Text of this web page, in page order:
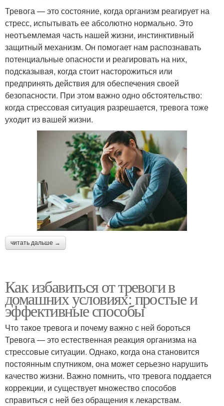
Тревога — это состояние, когда организм реагирует на
стресс, испытывать ее абсолютно нормально. Это
неотъемлемая часть нашей жизни, инстинктивный
защитный механизм. Он помогает нам распознавать
потенциальные опасности и реагировать на них,
подсказывая, когда стоит насторожиться или
предпринять действия для обеспечения своей
безопасности. При этом важно одно обстоятельство:
когда стрессовая ситуация разрешается, тревога тоже
уходит из вашей жизни.
читать дальше →
Как избавиться от тревоги в
домашних условиях: простые и
эффективные способы
Что такое тревога и почему важно с ней бороться
Тревога — это естественная реакция организма на
стрессовые ситуации. Однако, когда она становится
постоянным спутником, она может серьезно нарушить
качество жизни. Важно помнить, что тревога поддается
коррекции, и существует множество способов
справиться с ней без обращения к лекарствам.